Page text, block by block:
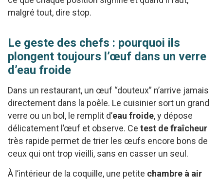
malgré tout, dire stop.
Le geste des chefs : pourquoi ils
plongent toujours l’œuf dans un verre
d’eau froide
Dans un restaurant, un œuf “douteux” n’arrive jamais
directement dans la poêle. Le cuisinier sort un grand
verre ou un bol, le remplit d’eau froide, y dépose
délicatement l’œuf et observe. Ce test de fraîcheur
très rapide permet de trier les œufs encore bons de
ceux qui ont trop vieilli, sans en casser un seul.
À l’intérieur de la coquille, une petite chambre à air